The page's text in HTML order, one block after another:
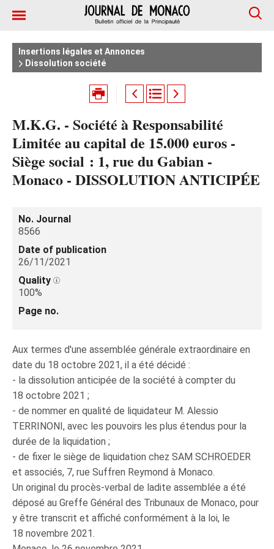
Insertions légales et Annonces
Dissolution société
M.K.G. - Société à Responsabilité
Limitée au capital de 15.000 euros -
Siège social : 1, rue du Gabian -
Monaco - DISSOLUTION ANTICIPÉE
No. Journal
8566
Date of publication
26/11/2021
Quality
100%
Page no.
Aux termes d'une assemblée générale extraordinaire en
date du 18 octobre 2021, il a été décidé :
- la dissolution anticipée de la société à compter du
18 octobre 2021 ;
- de nommer en qualité de liquidateur M. Alessio
TERRINONI, avec les pouvoirs les plus étendus pour la
durée de la liquidation ;
- de fixer le siège de liquidation chez SAM SCHROEDER
et associés, 7, rue Suffren Reymond à Monaco.
Un original du procès-verbal de ladite assemblée a été
déposé au Greffe Général des Tribunaux de Monaco, pour
y être transcrit et affiché conformément à la loi, le
18 novembre 2021.